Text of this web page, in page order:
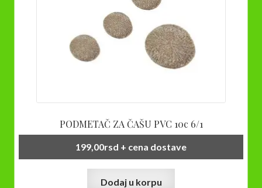
PODMETAČ ZA ČAŠU PVC 10c 6/1
199,00rsd + cena dostave
Dodaj u korpu